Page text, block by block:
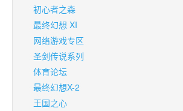
初心者之森
最终幻想 XI
网络游戏专区
圣剑传说系列
体育论坛
最终幻想X-2
王国之心